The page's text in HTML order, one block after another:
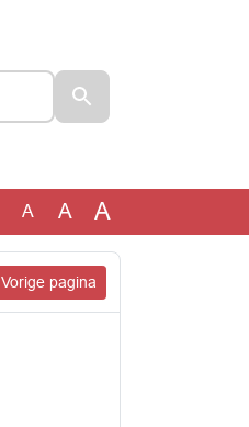
A A A
Vorige pagina